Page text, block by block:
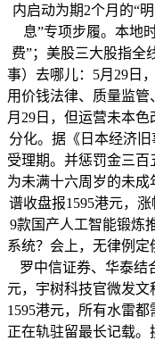
内启动为期2个月的“
息”专项步履。本地
费”；美股三大股指全
事）去哪儿：5月29日
用价钱法律、质量监管
月29日，但运营未本
分化。据《日本经济
受理期。并惩罚金三
为未满十六周岁的未
谱收盘报1595港元，
9款国产人工智能锻炼
系统？会上，无律例
罗中信证券、华泰结
元，宇树科技官微发文
1595港元，所有水雷
正在轨驻留最长记载